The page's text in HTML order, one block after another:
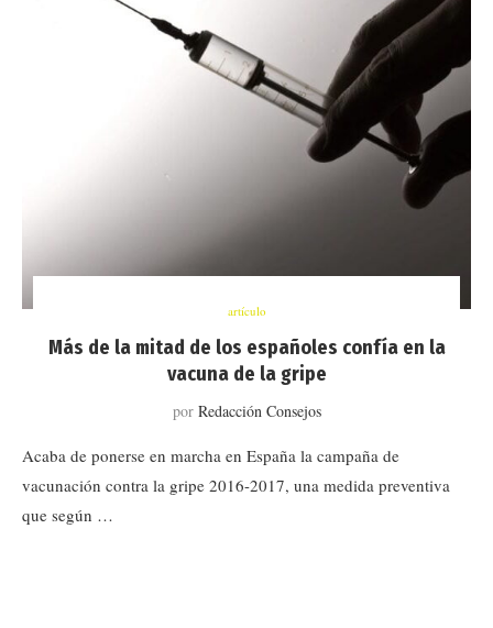
artículo
Más de la mitad de los españoles confía en la
vacuna de la gripe
por Redacción Consejos
Acaba de ponerse en marcha en España la campaña de
vacunación contra la gripe 2016-2017, una medida preventiva
que según …